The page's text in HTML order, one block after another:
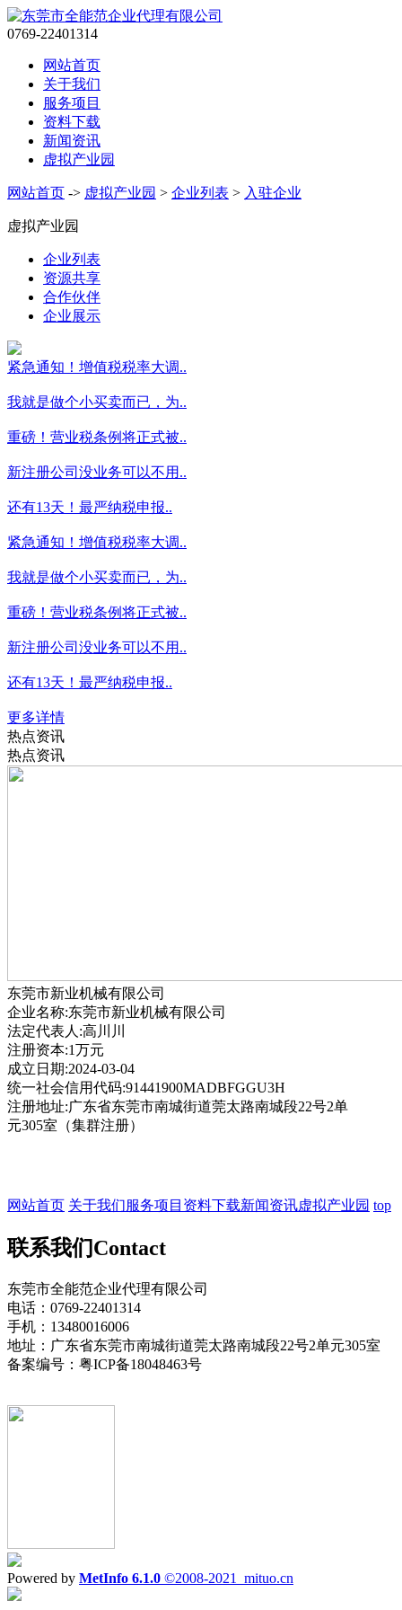
0769-22401314
网站首页
关于我们
服务项目
资料下载
新闻资讯
虚拟产业园
网站首页 -> 虚拟产业园 > 企业列表 > 入驻企业
虚拟产业园
企业列表
资源共享
合作伙伴
企业展示
紧急通知！增值税税率大调..
我就是做个小买卖而已，为..
重磅！营业税条例将正式被..
新注册公司没业务可以不用..
还有13天！最严纳税申报..
紧急通知！增值税税率大调..
我就是做个小买卖而已，为..
重磅！营业税条例将正式被..
新注册公司没业务可以不用..
还有13天！最严纳税申报..
更多详情
热点资讯
热点资讯
东莞市新业机械有限公司
企业名称:东莞市新业机械有限公司
法定代表人:高川川
注册资本:1万元
成立日期:2024-03-04
统一社会信用代码:91441900MADBFGGU3H
注册地址:广东省东莞市南城街道莞太路南城段22号2单
元305室（集群注册）
网站首页 关于我们服务项目 资料下载新闻资讯虚拟产业园 top
联系我们Contact
东莞市全能范企业代理有限公司
电话：0769-22401314
手机：13480016006
地址：广东省东莞市南城街道莞太路南城段22号2单元305室
备案编号：粤ICP备18048463号
Powered by MetInfo 6.1.0 ©2008-2021 mituo.cn